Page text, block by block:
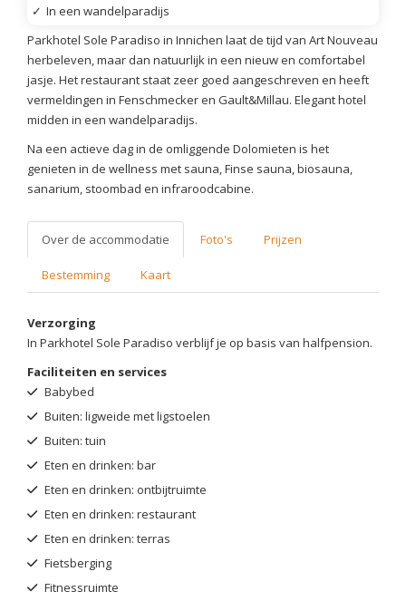
✓ In een wandelparadijs
Parkhotel Sole Paradiso in Innichen laat de tijd van Art Nouveau
herbeleven, maar dan natuurlijk in een nieuw en comfortabel
jasje. Het restaurant staat zeer goed aangeschreven en heeft
vermeldingen in Fenschmecker en Gault&Millau. Elegant hotel
midden in een wandelparadijs.
Na een actieve dag in de omliggende Dolomieten is het
genieten in de wellness met sauna, Finse sauna, biosauna,
sanarium, stoombad en infraroodcabine.
Over de accommodatie Foto's Prijzen
Bestemming Kaart
Verzorging
In Parkhotel Sole Paradiso verblijf je op basis van halfpension.
Faciliteiten en services
Babybed
Buiten: ligweide met ligstoelen
Buiten: tuin
Eten en drinken: bar
Eten en drinken: ontbijtruimte
Eten en drinken: restaurant
Eten en drinken: terras
Fietsberging
Fitnessruimte